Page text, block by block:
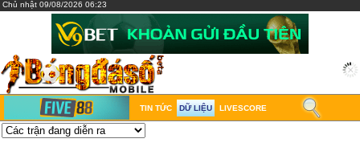
Chủ nhật 09/08/2026 06:23
TIN TỨC DỮ LIỆU LIVESCORE